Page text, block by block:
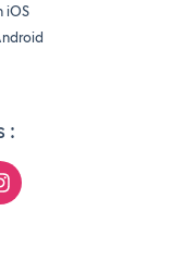
:
iOS